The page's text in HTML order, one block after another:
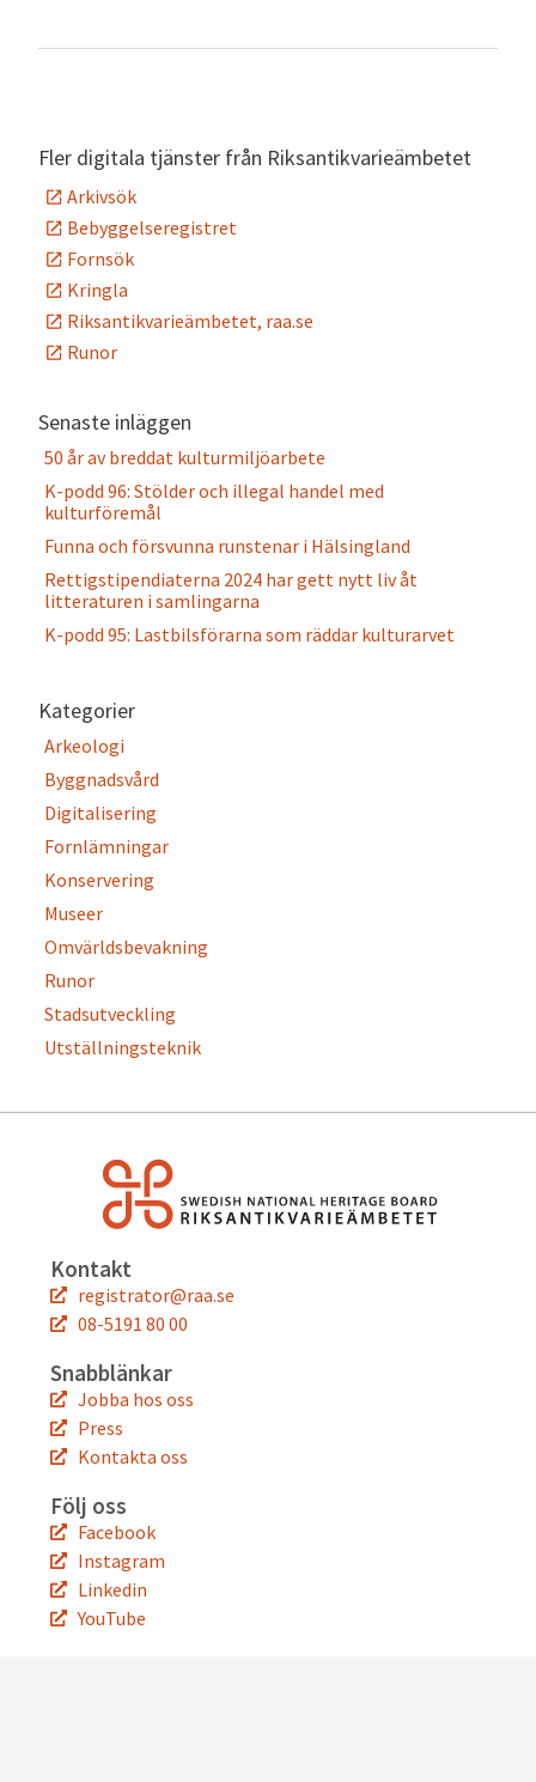
Fler digitala tjänster från Riksantikvarieämbetet
Arkivsök
Bebyggelseregistret
Fornsök
Kringla
Riksantikvarieämbetet, raa.se
Runor
Senaste inläggen
50 år av breddat kulturmiljöarbete
K-podd 96: Stölder och illegal handel med
kulturföremål
Funna och försvunna runstenar i Hälsingland
Rettigstipendiaterna 2024 har gett nytt liv åt
litteraturen i samlingarna
K-podd 95: Lastbilsförarna som räddar kulturarvet
Kategorier
Arkeologi
Byggnadsvård
Digitalisering
Fornlämningar
Konservering
Museer
Omvärldsbevakning
Runor
Stadsutveckling
Utställningsteknik
Kontakt
registrator@raa.se
08-5191 80 00
Snabblänkar
Jobba hos oss
Press
Kontakta oss
Följ oss
Facebook
Instagram
Linkedin
YouTube